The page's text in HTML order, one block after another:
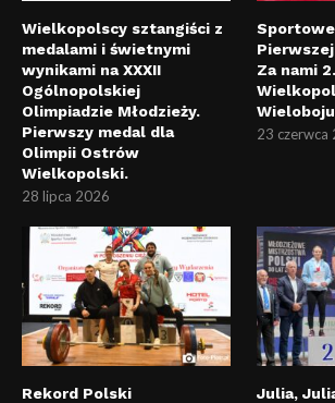
Wielkopolscy sztangiści z
medalami i świetnymi
wynikami na XXXII
Ogólnopolskiej
Olimpiadzie Młodzieży.
Pierwszy medal dla
Olimpii Ostrów
Wielkopolski.
28 lipca 2026
Za nami
23 czerwca
Rekord Polski
Julia,